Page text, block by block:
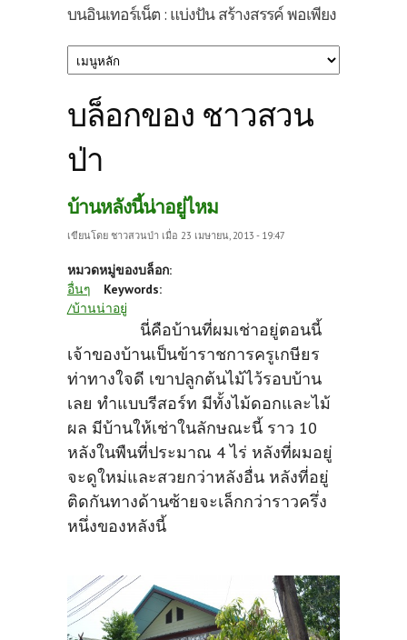
บนอินเทอร์เน็ต : แบ่งปัน สร้างสรรค์ พอเพียง
บล็อกของ ชาวสวน
ป่า
บ้านหลังนี้น่าอยู่ไหม
เขียนโดย ชาวสวนป่า เมื่อ 23 เมษายน, 2013 - 19:47
หมวดหมู่ของบล็อก:
อื่นๆ
Keywords:
/บ้านน่าอยู่
นี่คือบ้านที่ผมเช่าอยู่ตอนนี้
เจ้าของบ้านเป็นข้าราชการครูเกษียร
ท่าทางใจดี เขาปลูกต้นไม้ไว้รอบบ้าน
เลย ทำแบบรีสอร์ท มีทั้งไม้ดอกและไม้
ผล มีบ้านให้เช่าในลักษณะนี้ ราว 10
หลังในพืนที่ประมาณ 4 ไร่ หลังที่ผมอยู่
จะดูใหม่และสวยกว่าหลังอื่น หลังที่อยู่
ติดกันทางด้านซ้ายจะเล็กกว่าราวครึ่ง
หนึ่งของหลังนี้